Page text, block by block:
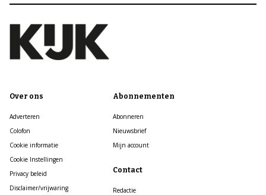
Over ons
Adverteren
Colofon
Cookie informatie
Cookie Instellingen
Privacy beleid
Disclaimer/vrijwaring
Abonnementen
Abonneren
Nieuwsbrief
Mijn account
Contact
Redactie